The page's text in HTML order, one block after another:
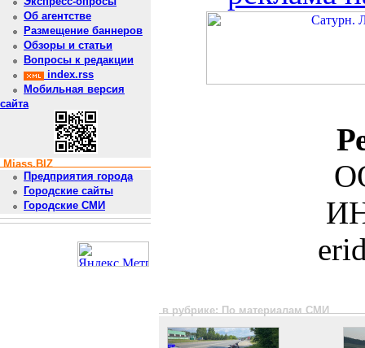
Об агентстве
Размещение баннеров
Обзоры и статьи
Вопросы к редакции
index.rss
Мобильная версия
сайта
Miass.BIZ
Предприятия города
Городские сайты
Городские СМИ
в рубрике: По материалам СМИ